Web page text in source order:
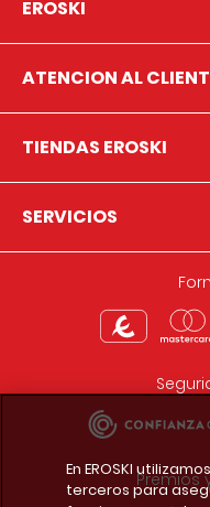
EROSKI
ATENCION AL
TIENDAS EROSKI
SERVICIOS
Premios
En EROSKI
terceros para